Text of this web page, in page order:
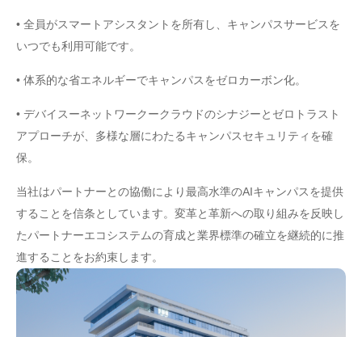
• 全員がスマートアシスタントを所有し、キャンパスサービスを
いつでも利用可能です。
• 体系的な省エネルギーでキャンパスをゼロカーボン化。
• デバイスーネットワークークラウドのシナジーとゼロトラスト
アプローチが、多様な層にわたるキャンパスセキュリティを確
保。
当社はパートナーとの協働により最高水準のAIキャンパスを提供
することを信条としています。変革と革新への取り組みを反映し
たパートナーエコシステムの育成と業界標準の確立を継続的に推
進することをお約束します。